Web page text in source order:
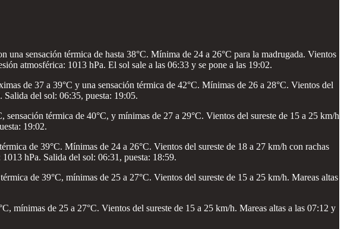
sensación térmica de hasta 38°C. Mínima de 24 a 26°C para la madrugada. Vientos
atmosférica: 1013 hPa. El sol sale a las 06:33 y se pone a las 19:02.
de 37 a 39°C y una sensación térmica de 42°C. Mínimas de 26 a 28°C. Vientos del
Salida del sol: 06:35, puesta: 19:05.
térmica de 40°C, y mínimas de 27 a 29°C. Vientos del sureste de 15 a 25 km/h
19:02.
de 39°C. Mínimas de 24 a 26°C. Vientos del sureste de 18 a 27 km/h con rachas
hPa. Salida del sol: 06:31, puesta: 18:59.
de 39°C, mínimas de 25 a 27°C. Vientos del sureste de 15 a 25 km/h. Mareas altas
mínimas de 25 a 27°C. Vientos del sureste de 15 a 25 km/h. Mareas altas a las 07:12 y